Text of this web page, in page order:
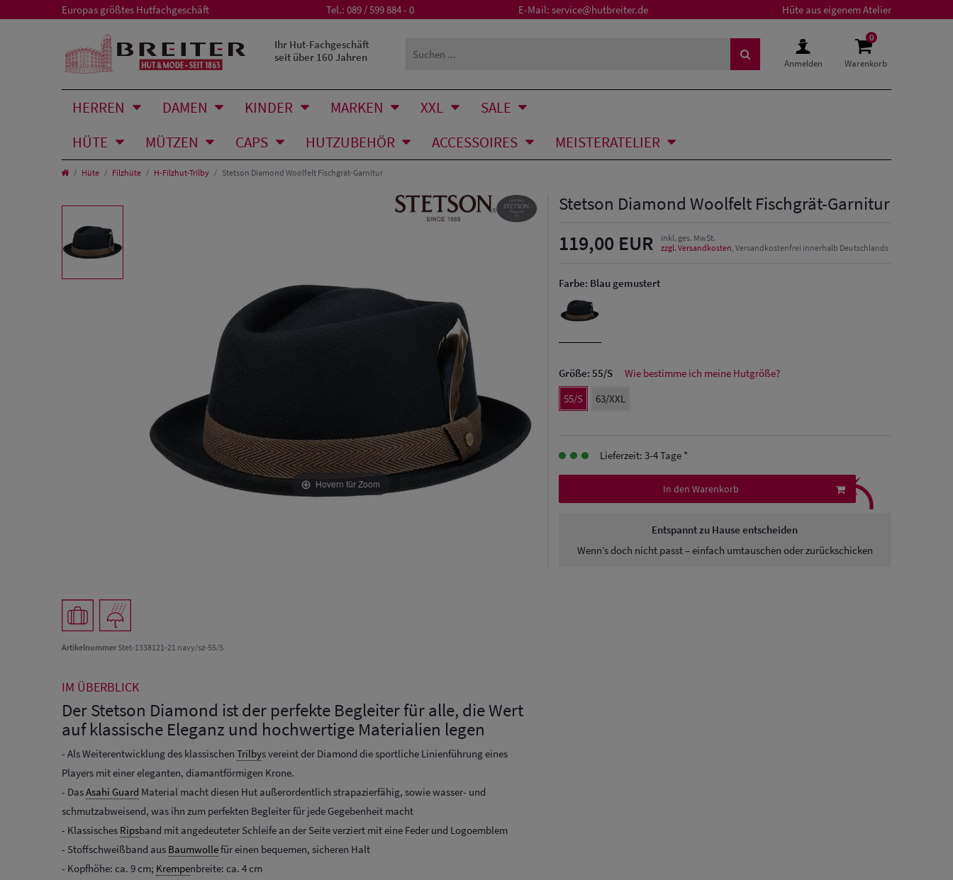
Europas größtes Hutfachgeschäft Tel.: 089 / 599 884 - 0 E-Mail: service@hutbreiter.de Hüte aus eigenem Atelier
Ihr Hut-Fachgeschäft
seit über 160 Jahren
Anmelden
0
Warenkorb
HERREN DAMEN KINDER MARKEN XXL
SALE
HÜTE
MÜTZEN CAPS HUTZUBEHÖR ACCESSOIRES MEISTERATELIER
Hüte Filzhüte H-Filzhut-Trilby Stetson Diamond Woolfelt Fischgrät-Garnitur
Hovern für Zoom
ArtikelnummerStet-1338121-21 navy/sz-55/S
Stetson Diamond Woolfelt Fischgrät-Garnitur
119,00 EUR
inkl. ges. MwSt.
zzgl. Versandkosten, Versandkostenfrei innerhalb Deutschlands
Farbe: Blau gemustert
Größe: 55/S
Wie bestimme ich meine Hutgröße?
55/S
63/XXL
Lieferzeit: 3-4 Tage *
In den Warenkorb
Entspannt zu Hause entscheiden
Wenn’s doch nicht passt – einfach umtauschen oder zurückschicken
⤹
IM ÜBERBLICK
Der Stetson Diamond ist der perfekte Begleiter für alle, die Wert
auf klassische Eleganz und hochwertige Materialien legen
- Als Weiterentwicklung des klassischen Trilbys vereint der Diamond die sportliche Linienführung eines
Players mit einer eleganten, diamantförmigen Krone.
- DasAsahi Guard Material macht diesen Hut außerordentlich strapazierfähig, sowie wasser- und
schmutzabweisend, was ihn zum perfekten Begleiter für jede Gegebenheit macht
- Klassisches Ripsband mit angedeuteter Schleife an der Seite verziert mit eine Feder und Logoemblem
- Stoffschweißband aus Baumwollefür einen bequemen, sicheren Halt
- Kopfhöhe: ca. 9 cm; Krempenbreite: ca. 4 cm